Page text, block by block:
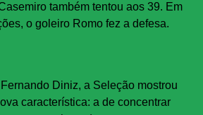
também tentou aos 39. Em
o goleiro Romo fez a defesa.
Diniz, a Seleção mostrou
característica: a de concentrar